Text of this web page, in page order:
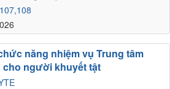
năng nhiệm vụ Trung tâm
cho người khuyết tật